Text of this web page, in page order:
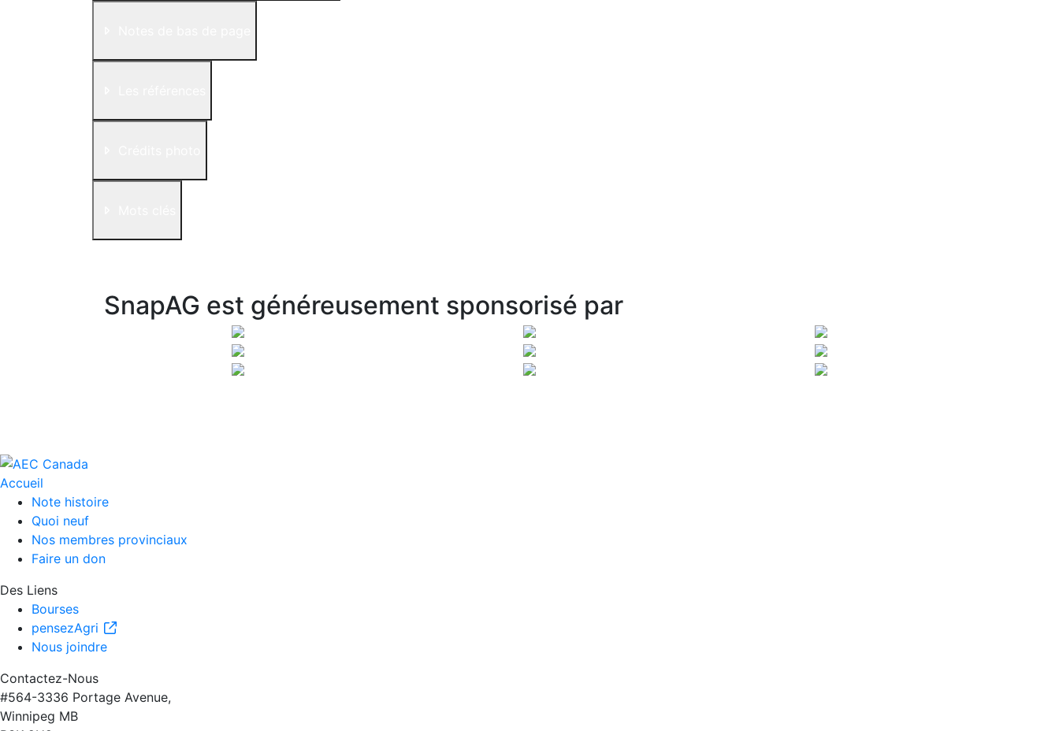
SnapAG est généreusement sponsorisé par
Accueil
Note histoire
Quoi neuf
Nos membres provinciaux
Faire un don
Des Liens
Bourses
pensezAgri
Nous joindre
Contactez-Nous
#564-3336 Portage Avenue,
Winnipeg MB